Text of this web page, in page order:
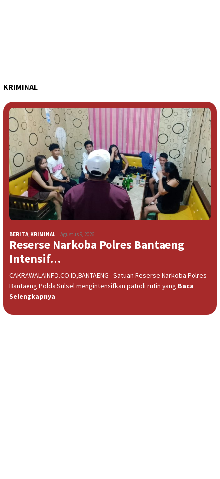
KRIMINAL
BERITA, KRIMINAL Agustus 9, 2026
Reserse Narkoba Polres Bantaeng
Intensif…
CAKRAWALAINFO.CO.ID,BANTAENG - Satuan Reserse Narkoba Polres
Bantaeng Polda Sulsel mengintensifkan patroli rutin yang Baca
Selengkapnya